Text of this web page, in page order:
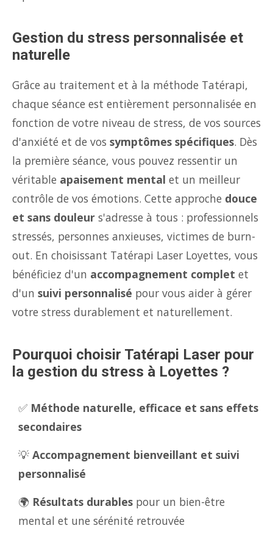
Gestion du stress personnalisée et
naturelle
Grâce au traitement et à la méthode Tatérapi,
chaque séance est entièrement personnalisée en
fonction de votre niveau de stress, de vos sources
d'anxiété et de vos symptômes spécifiques. Dès
la première séance, vous pouvez ressentir un
véritable apaisement mental et un meilleur
contrôle de vos émotions. Cette approche douce
et sans douleur s'adresse à tous : professionnels
stressés, personnes anxieuses, victimes de burn-
out. En choisissant Tatérapi Laser Loyettes, vous
bénéficiez d'un accompagnement complet et
d'un suivi personnalisé pour vous aider à gérer
votre stress durablement et naturellement.
Pourquoi choisir Tatérapi Laser pour
la gestion du stress à Loyettes ?
✅ Méthode naturelle, efficace et sans effets
secondaires
💡 Accompagnement bienveillant et suivi
personnalisé
🌍 Résultats durables pour un bien-être
mental et une sérénité retrouvée